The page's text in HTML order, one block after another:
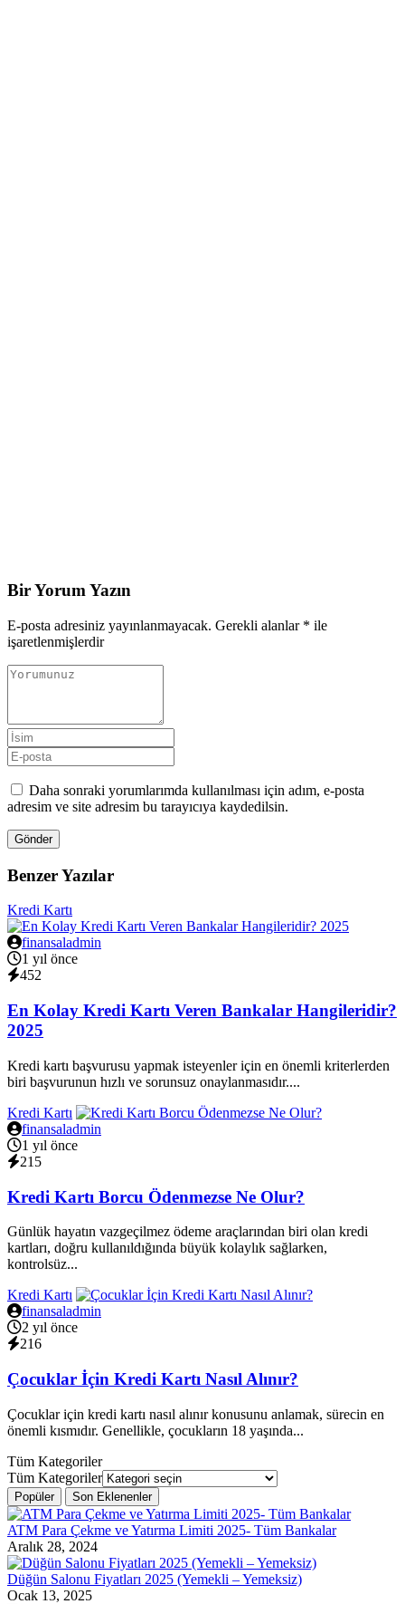
Bir Yorum Yazın
E-posta adresiniz yayınlanmayacak. Gerekli alanlar * ile
işaretlenmişlerdir
Daha sonraki yorumlarımda kullanılması için adım, e-posta
adresim ve site adresim bu tarayıcıya kaydedilsin.
Gönder
Benzer Yazılar
Kredi Kartı
finansaladmin
1 yıl önce
452
En Kolay Kredi Kartı Veren Bankalar Hangileridir?
2025
Kredi kartı başvurusu yapmak isteyenler için en önemli kriterlerden
biri başvurunun hızlı ve sorunsuz onaylanmasıdır....
Kredi Kartı
finansaladmin
1 yıl önce
215
Kredi Kartı Borcu Ödenmezse Ne Olur?
Günlük hayatın vazgeçilmez ödeme araçlarından biri olan kredi
kartları, doğru kullanıldığında büyük kolaylık sağlarken,
kontrolsüz...
Kredi Kartı
finansaladmin
2 yıl önce
216
Çocuklar İçin Kredi Kartı Nasıl Alınır?
Çocuklar için kredi kartı nasıl alınır konusunu anlamak, sürecin en
önemli kısmıdır. Genellikle, çocukların 18 yaşında...
Tüm Kategoriler
Tüm Kategoriler
Popüler Son Eklenenler
ATM Para Çekme ve Yatırma Limiti 2025- Tüm Bankalar
Aralık 28, 2024
Düğün Salonu Fiyatları 2025 (Yemekli – Yemeksiz)
Ocak 13, 2025